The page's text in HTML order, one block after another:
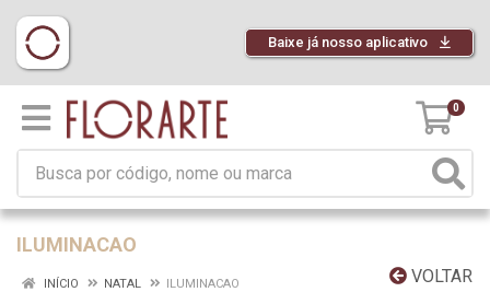
Baixe já nosso aplicativo
0
ILUMINACAO
VOLTAR
INÍCIO NATAL ILUMINACAO